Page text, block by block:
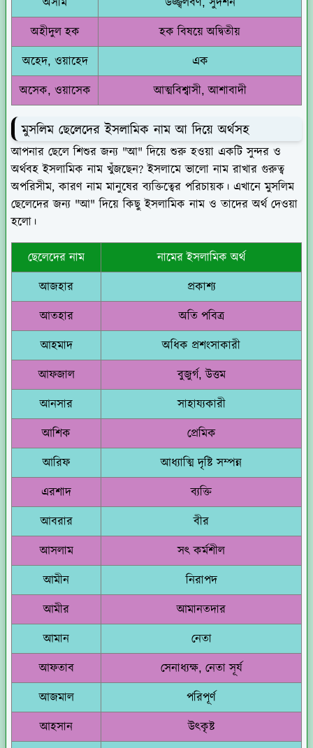
অহীদুল হক হক বিষয়ে অদ্বিতীয়
অহেদ, ওয়াহেদ এক
অসেক, ওয়াসেক আত্মবিশ্বাসী, আশাবাদী
মুসলিম ছেলেদের ইসলামিক নাম আ দিয়ে অর্থসহ
আপনার ছেলে শিশুর জন্য "আ" দিয়ে শুরু হওয়া একটি সুন্দর ও
অর্থবহ ইসলামিক নাম খুঁজছেন? ইসলামে ভালো নাম রাখার গুরুত্ব
অপরিসীম, কারণ নাম মানুষের ব্যক্তিত্বের পরিচায়ক। এখানে মুসলিম
ছেলেদের জন্য "আ" দিয়ে কিছু ইসলামিক নাম ও তাদের অর্থ দেওয়া
হলো।
ছেলেদের নাম নামের ইসলামিক অর্থ
আজহার প্রকাশ্য
আতহার অতি পবিত্র
আহমাদ অধিক প্রশংসাকারী
আফজাল বুজুর্গ, উত্তম
আনসার সাহায্যকারী
আশিক প্রেমিক
আরিফ আধ্যাত্মি দৃষ্টি সম্পন্ন
এরশাদ ব্যক্তি
আবরার বীর
আসলাম সৎ কর্মশীল
আমীন নিরাপদ
আমীর আমানতদার
আমান নেতা
আফতাব সেনাধ্যক্ষ, নেতা সূর্য
আজমাল পরিপূর্ণ
আহসান উৎকৃষ্ট